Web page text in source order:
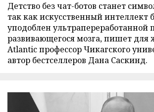
Детство без чат-ботов станет
так как искусственный интеллект
уподоблен ультрапереработанной
развивающегося мозга, пишет для
Atlantic профессор Чикагского
автор бестселлеров Дана Саскинд.